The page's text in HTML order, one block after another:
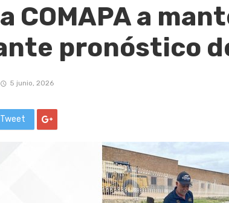
COMAPA a
pronóstico
5 junio, 2026
Tweet